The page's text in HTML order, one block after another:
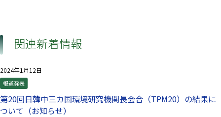
関連新着情報
2024年1月12日
報道発表
第20回日韓中三カ国環境研究機関長会合（TPM20）の結果に
ついて（お知らせ）